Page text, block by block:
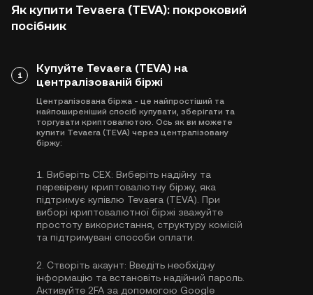
Як купити Tevaera (TEVA): покроковий
посібник
1
Купуйте Tevaera (TEVA) на
централізованій біржі
Централізована біржа - це найпростіший та
найпоширеніший спосіб купувати, зберігати та
торгувати криптовалютою. Ось як ви можете
купити Tevaera (TEVA) через централізовану
біржу:
1. Виберіть CEX: Виберіть надійну та
перевірену криптовалютну біржу, яка
підтримує купівлю Tevaera (TEVA). При
виборі криптовалютної біржі зважуйте
простоту використання, структуру комісій
та підтримувані способи оплати.
2. Створіть акаунт: Введіть необхідну
інформацію та встановіть надійний пароль.
Активуйте 2FA за допомогою Google